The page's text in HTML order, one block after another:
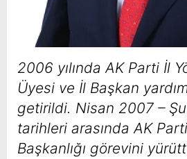
2006 yılında AK Parti İl
Üyesi ve İl Başkan
getirildi. Nisan 2007 –
tarihleri arasında AK
Başkanlığı görevini